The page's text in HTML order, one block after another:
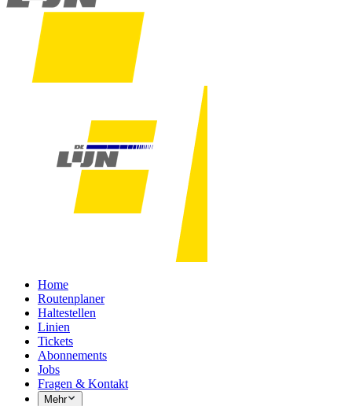
Home
Routenplaner
Haltestellen
Linien
Tickets
Abonnements
Jobs
Fragen & Kontakt
Mehr